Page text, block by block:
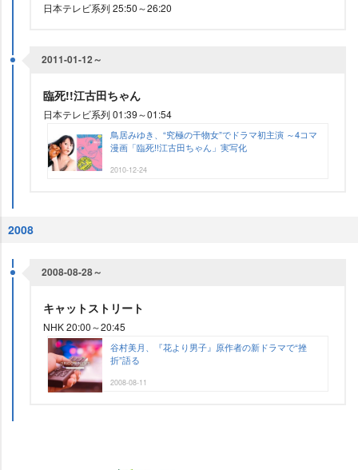
日本テレビ系列 25:50～26:20
2011-01-12～
臨死!!江古田ちゃん
日本テレビ系列 01:39～01:54
鳥居みゆき、“究極の干物女”でドラマ初主演 ～4コマ
漫画「臨死!!江古田ちゃん」実写化
2010-12-24
2008
2008-08-28～
キャットストリート
NHK 20:00～20:45
谷村美月、『花より男子』原作者の新ドラマで“挫
折”語る
2008-08-11